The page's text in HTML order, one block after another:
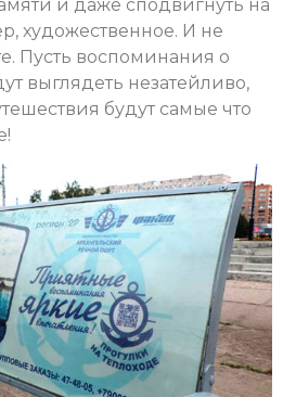
и даже сподвигнуть на
художественное. И не
Пусть воспоминания о
выглядеть незатейливо,
будут самые что